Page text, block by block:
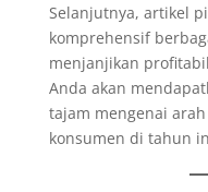
Selanjutnya, artikel
komprehensif
menjanjikan
Anda akan
tajam mengenai
konsumen di tahun